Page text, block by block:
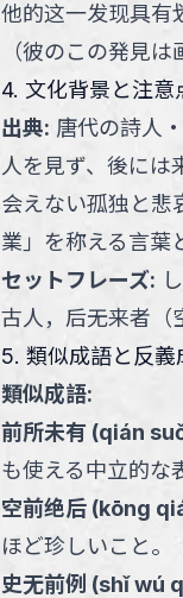
他的这一发现具有
（彼のこの発見は
4. 文化背景と注意
出典: 唐代の詩人
人を見ず、後には
会えない孤独と悲
業」を称える言葉
セットフレーズ:
古人，后无来者（
5. 類似成語と反義
類似成語:
前所未有 (qián
も使える中立的な
空前绝后(kōng
ほど珍しいこと。
史无前例 (shǐ wú